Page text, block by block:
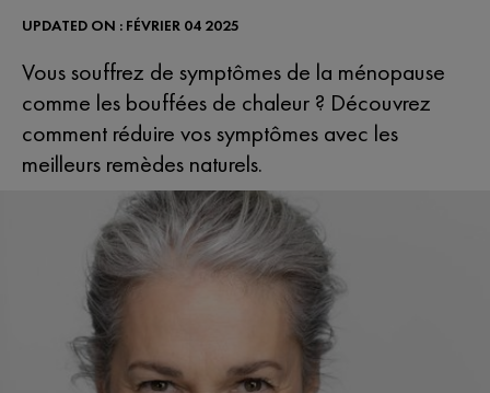
Vous souffrez de symptômes de la ménopause
comme les bouffées de chaleur ? Découvrez
comment réduire vos symptômes avec les
meilleurs remèdes naturels.
UPDATED ON : FÉVRIER 04 2025